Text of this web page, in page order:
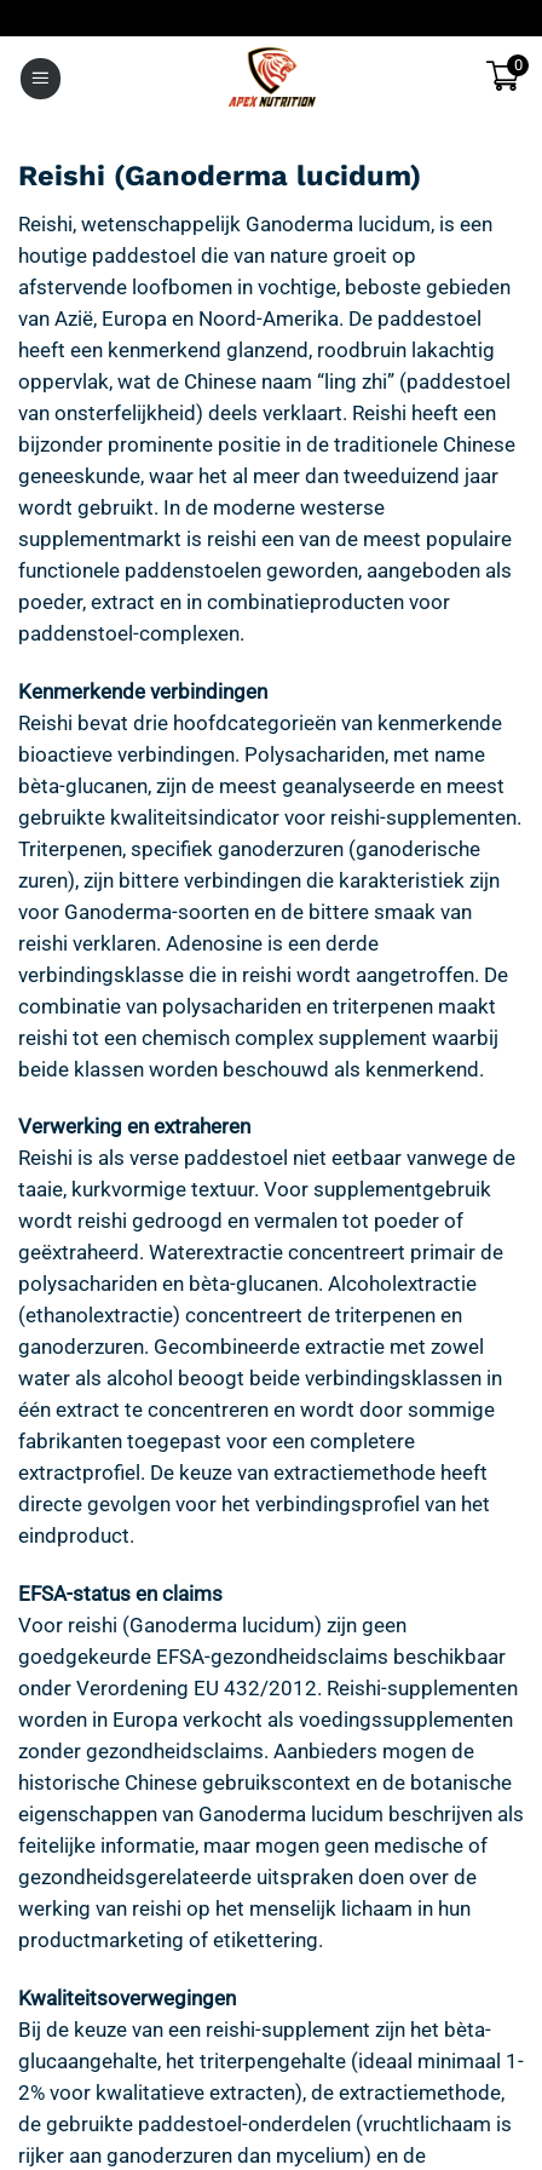
inhoud
0
Reishi (Ganoderma lucidum)
Reishi, wetenschappelijk Ganoderma lucidum, is een
houtige paddestoel die van nature groeit op
afstervende loofbomen in vochtige, beboste gebieden
van Azië, Europa en Noord-Amerika. De paddestoel
heeft een kenmerkend glanzend, roodbruin lakachtig
oppervlak, wat de Chinese naam “ling zhi” (paddestoel
van onsterfelijkheid) deels verklaart. Reishi heeft een
bijzonder prominente positie in de traditionele Chinese
geneeskunde, waar het al meer dan tweeduizend jaar
wordt gebruikt. In de moderne westerse
supplementmarkt is reishi een van de meest populaire
functionele paddenstoelen geworden, aangeboden als
poeder, extract en in combinatieproducten voor
paddenstoel-complexen.
Kenmerkende verbindingen
Reishi bevat drie hoofdcategorieën van kenmerkende
bioactieve verbindingen. Polysachariden, met name
bèta-glucanen, zijn de meest geanalyseerde en meest
gebruikte kwaliteitsindicator voor reishi-supplementen.
Triterpenen, specifiek ganoderzuren (ganoderische
zuren), zijn bittere verbindingen die karakteristiek zijn
voor Ganoderma-soorten en de bittere smaak van
reishi verklaren. Adenosine is een derde
verbindingsklasse die in reishi wordt aangetroffen. De
combinatie van polysachariden en triterpenen maakt
reishi tot een chemisch complex supplement waarbij
beide klassen worden beschouwd als kenmerkend.
Verwerking en extraheren
Reishi is als verse paddestoel niet eetbaar vanwege de
taaie, kurkvormige textuur. Voor supplementgebruik
wordt reishi gedroogd en vermalen tot poeder of
geëxtraheerd. Waterextractie concentreert primair de
polysachariden en bèta-glucanen. Alcoholextractie
(ethanolextractie) concentreert de triterpenen en
ganoderzuren. Gecombineerde extractie met zowel
water als alcohol beoogt beide verbindingsklassen in
één extract te concentreren en wordt door sommige
fabrikanten toegepast voor een completere
extractprofiel. De keuze van extractiemethode heeft
directe gevolgen voor het verbindingsprofiel van het
eindproduct.
EFSA-status en claims
Voor reishi (Ganoderma lucidum) zijn geen
goedgekeurde EFSA-gezondheidsclaims beschikbaar
onder Verordening EU 432/2012. Reishi-supplementen
worden in Europa verkocht als voedingssupplementen
zonder gezondheidsclaims. Aanbieders mogen de
historische Chinese gebruikscontext en de botanische
eigenschappen van Ganoderma lucidum beschrijven als
feitelijke informatie, maar mogen geen medische of
gezondheidsgerelateerde uitspraken doen over de
werking van reishi op het menselijk lichaam in hun
productmarketing of etikettering.
Kwaliteitsoverwegingen
Bij de keuze van een reishi-supplement zijn het bèta-
glucaangehalte, het triterpengehalte (ideaal minimaal 1-
2% voor kwalitatieve extracten), de extractiemethode,
de gebruikte paddestoel-onderdelen (vruchtlichaam is
rijker aan ganoderzuren dan mycelium) en de